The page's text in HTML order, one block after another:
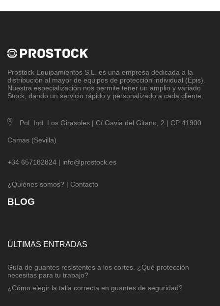
Prostock Equipamientos S.L
. es una empresa dedicada a la
distribución al mayor de equipos de protección individual (Epis).
Nuestra especialización nos permite tener un amplio y variado
Stock, dando un servicio rápido y personalizado a cada cliente.
Pol. Ind. Los Girasoles | C/ Gavia del Gitano, 2 | CP 41900
Camas (Sevilla)
+34 657182824 | info@prostock.es
¿Quiénes somos? | Contacto
BLOG
ÚLTIMAS ENTRADAS
Guía de guantes resistentes a los cortes. ¿Qué protección
necesitas para tu trabajo?
¿Cómo elegir la talla correcta en guantes de seguridad?